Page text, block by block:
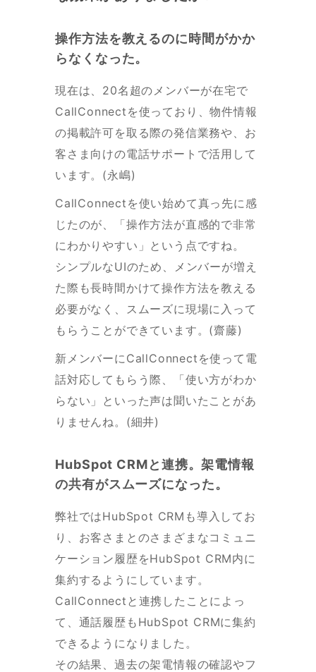
操作方法を教えるのに時間がかか
らなくなった。
現在は、20名超のメンバーが在宅で
CallConnectを使っており、物件情報
の掲載許可を取る際の発信業務や、お
客さま向けの電話サポートで活用して
います。(永嶋)
CallConnectを使い始めて真っ先に感
じたのが、「操作方法が直感的で非常
にわかりやすい」という点ですね。
シンプルなUIのため、メンバーが増え
た際も長時間かけて操作方法を教える
必要がなく、スムーズに現場に入って
もらうことができています。(齋藤)
新メンバーにCallConnectを使って電
話対応してもらう際、「使い方がわか
らない」といった声は聞いたことがあ
りませんね。(細井)
HubSpot CRMと連携。架電情報
の共有がスムーズになった。
弊社ではHubSpot CRMも導入してお
り、お客さまとのさまざまなコミュニ
ケーション履歴をHubSpot CRM内に
集約するようにしています。
CallConnectと連携したことによっ
て、通話履歴もHubSpot CRMに集約
できるようになりました。
その結果、過去の架電情報の確認やフ